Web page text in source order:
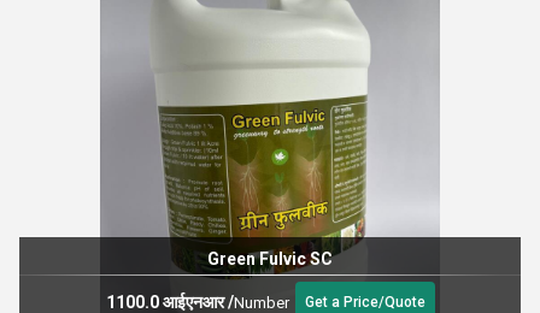
Green Fulvic SC
1100.0 आईएनआर/Number Get a Price/Quote